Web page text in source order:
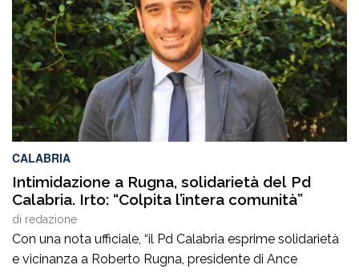
L’ultimo grave episodio si è verificato nei giorni scorsi […]
CALABRIA
Intimidazione a Rugna, solidarietà del Pd
Calabria. Irto: “Colpita l’intera comunità”
di redazione
Con una nota ufficiale, “il Pd Calabria esprime solidarietà
e vicinanza a Roberto Rugna, presidente di Ance